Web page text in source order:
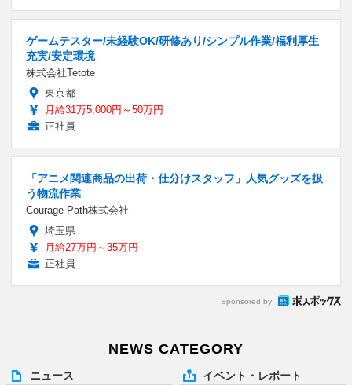
ゲームテスター/未経験OK/研修あり/シンプル作業/福利厚生
充実/安定環境
株式会社Tetote
東京都
月給31万5,000円～50万円
正社員
「アニメ関連商品の出荷・仕分けスタッフ」人気グッズを扱
う物流作業
Courage Path株式会社
埼玉県
月給27万円～35万円
正社員
Sponsored by
NEWS CATEGORY
ニュース イベント・レポート